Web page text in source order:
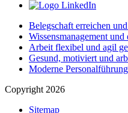
Belegschaft erreichen
Wissensmanagement
Arbeit flexibel und agil
Gesund, motiviert und
Moderne Personalführung
Copyright 2026
Sitemap